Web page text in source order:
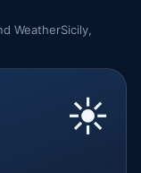
WeatherSicily,
☀️